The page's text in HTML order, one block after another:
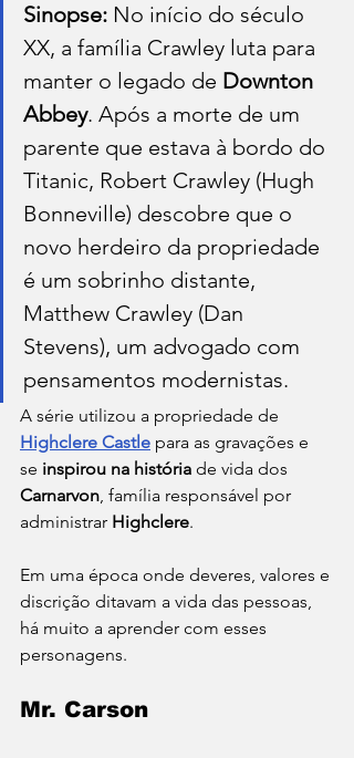
Sinopse: No início do século
XX, a família Crawley luta para
manter o legado de Downton
Abbey. Após a morte de um
parente que estava à bordo do
Titanic, Robert Crawley (Hugh
Bonneville) descobre que o
novo herdeiro da propriedade
é um sobrinho distante,
Matthew Crawley (Dan
Stevens), um advogado com
pensamentos modernistas.
A série utilizou a propriedade de
Highclere Castle para as gravações e
se inspirou na história de vida dos
Carnarvon, família responsável por
administrar Highclere.
Em uma época onde deveres, valores e
discrição ditavam a vida das pessoas,
há muito a aprender com esses
personagens.
Mr. Carson